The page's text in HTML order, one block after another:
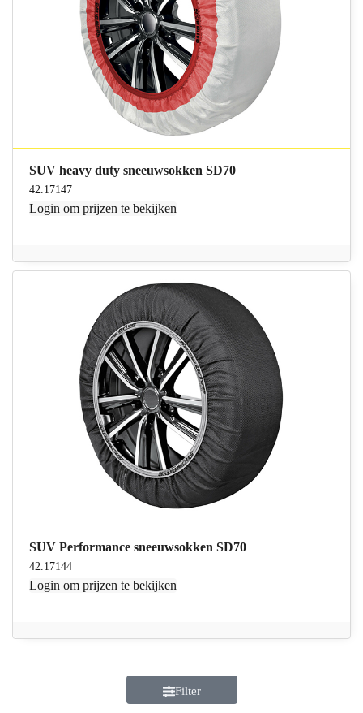
SUV heavy duty sneeuwsokken SD70
42.17147
Login om prijzen te bekijken
SUV Performance sneeuwsokken SD70
42.17144
Login om prijzen te bekijken
Filter